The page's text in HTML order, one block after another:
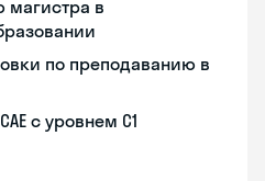
магистра в
по преподаванию в
с уровнем С1